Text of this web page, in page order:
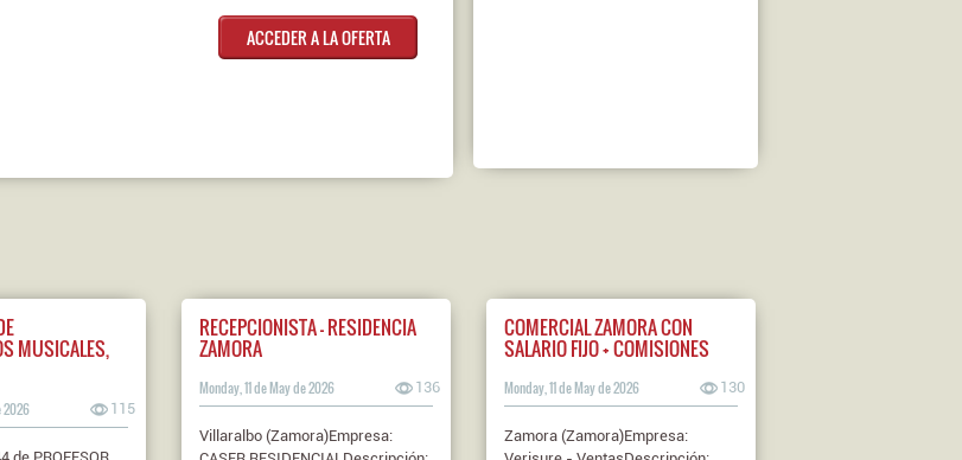
ACCEDER A LA OFERTA
MUSICALES,
2026 115
RECEPCIONISTA - RESIDENCIA
ZAMORA
Monday, 11 de May de 2026 136
Villaralbo (Zamora)Empresa:
COMERCIAL ZAMORA CON
SALARIO FIJO + COMISIONES
Monday, 11 de May de 2026 130
Zamora (Zamora)Empresa: